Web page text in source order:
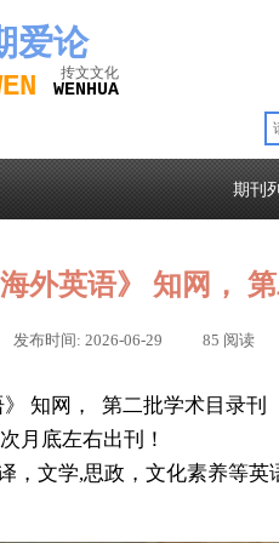
爱论
WENHUA
抟文文化
期刊
海外英语》 知网，
发布时间: 2026-06-29 85 阅读
知网， 第二批学术目录刊
月底左右出刊！
，文学,思政，文化素养等